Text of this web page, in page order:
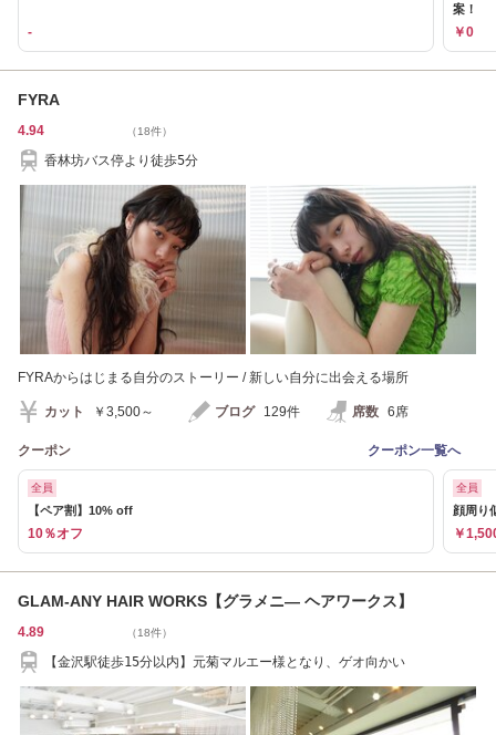
-
案！
￥0
FYRA
4.94 （18件）
香林坊バス停より徒歩5分
FYRAからはじまる自分のストーリー / 新しい自分に出会える場所
カット ￥3,500～ ブログ 129件 席数 6席
クーポン クーポン一覧へ
全員
【ペア割】10% off
10％オフ
全員
顔周り
￥
GLAM-ANY HAIR WORKS【グラメニ― ヘアワークス】
4.89 （18件）
【金沢駅徒歩15分以内】元菊マルエー様となり、ゲオ向かい